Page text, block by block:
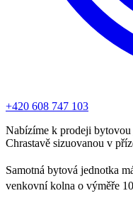
+420 608 747 103
Nabízíme k prodeji
Chrastavě sizuovanou v
Samotná bytová jednotka
venkovní kolna o výměře 10